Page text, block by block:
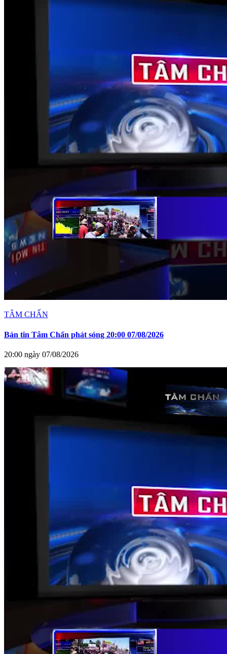
TÂM CHẤN
Bản tin Tâm Chấn phát sóng 20:00 07/08/2026
20:00 ngày 07/08/2026